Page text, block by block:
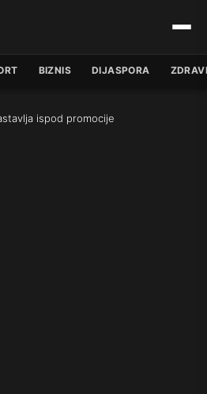
BIZNIS DIJASPORA
ispod promocije